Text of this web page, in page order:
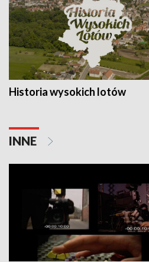
Historia wysokich lotów
INNE